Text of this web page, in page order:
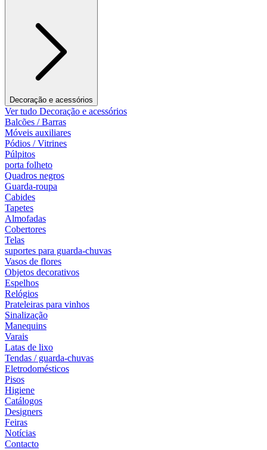
Decoração e acessórios
Ver tudo Decoração e acessórios
Balcões / Barras
Móveis auxiliares
Pódios / Vitrines
Púlpitos
porta folheto
Quadros negros
Guarda-roupa
Cabides
Tapetes
Almofadas
Cobertores
Telas
suportes para guarda-chuvas
Vasos de flores
Objetos decorativos
Espelhos
Relógios
Prateleiras para vinhos
Sinalização
Manequins
Varais
Latas de lixo
Tendas / guarda-chuvas
Eletrodomésticos
Pisos
Higiene
Catálogos
Designers
Feiras
Notícias
Contacto